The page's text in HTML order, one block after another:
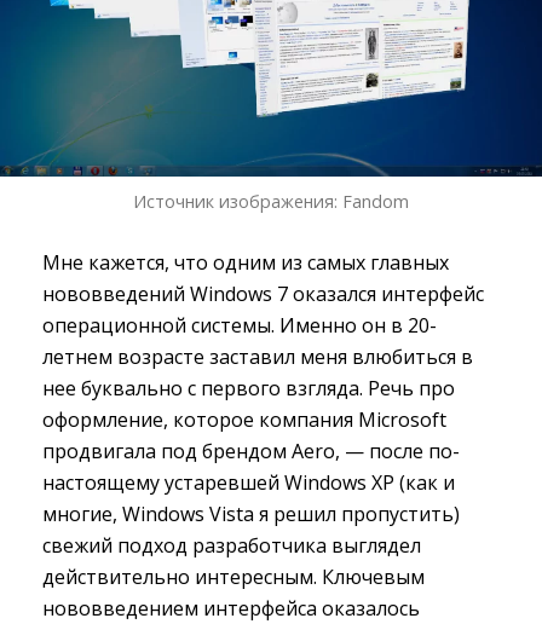
Источник изображения: Fandom
Мне кажется, что одним из самых главных
нововведений Windows 7 оказался интерфейс
операционной системы. Именно он в 20-
летнем возрасте заставил меня влюбиться в
нее буквально с первого взгляда. Речь про
оформление, которое компания Microsoft
продвигала под брендом Aero, — после по-
настоящему устаревшей Windows XP (как и
многие, Windows Vista я решил пропустить)
свежий подход разработчика выглядел
действительно интересным. Ключевым
нововведением интерфейса оказалось